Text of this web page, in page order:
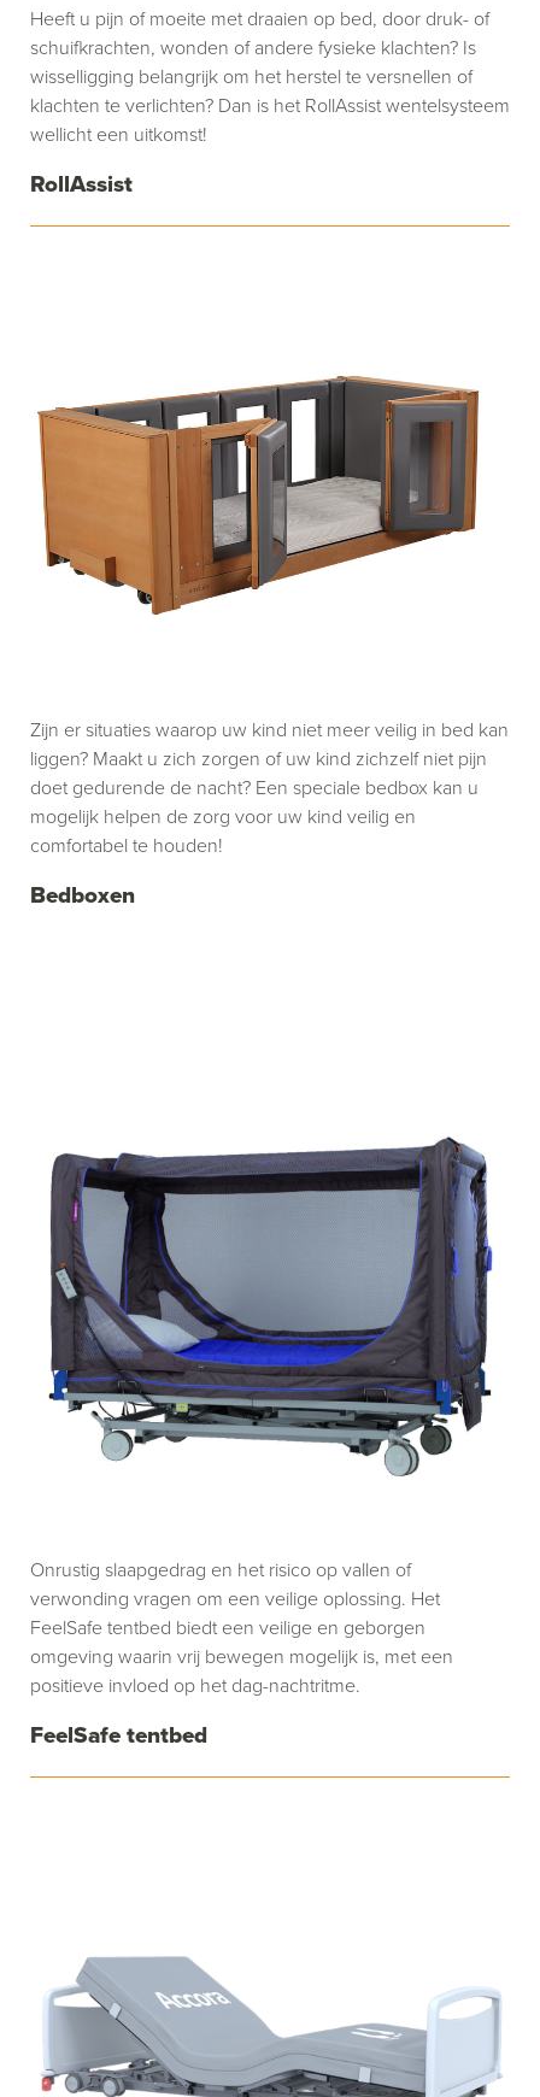
RollAssist
Heeft u pijn of moeite met draaien op bed, door druk- of
schuifkrachten, wonden of andere fysieke klachten? Is
wisselligging belangrijk om het herstel te versnellen of
klachten te verlichten? Dan is het RollAssist wentelsysteem
wellicht een uitkomst!
Bedboxen
Zijn er situaties waarop uw kind niet meer veilig in bed kan
liggen? Maakt u zich zorgen of uw kind zichzelf niet pijn
doet gedurende de nacht? Een speciale bedbox kan u
mogelijk helpen de zorg voor uw kind veilig en
comfortabel te houden!
FeelSafe tentbed
Onrustig slaapgedrag en het risico op vallen of
verwonding vragen om een veilige oplossing. Het
FeelSafe tentbed biedt een veilige en geborgen
omgeving waarin vrij bewegen mogelijk is, met een
positieve invloed op het dag-nachtritme.